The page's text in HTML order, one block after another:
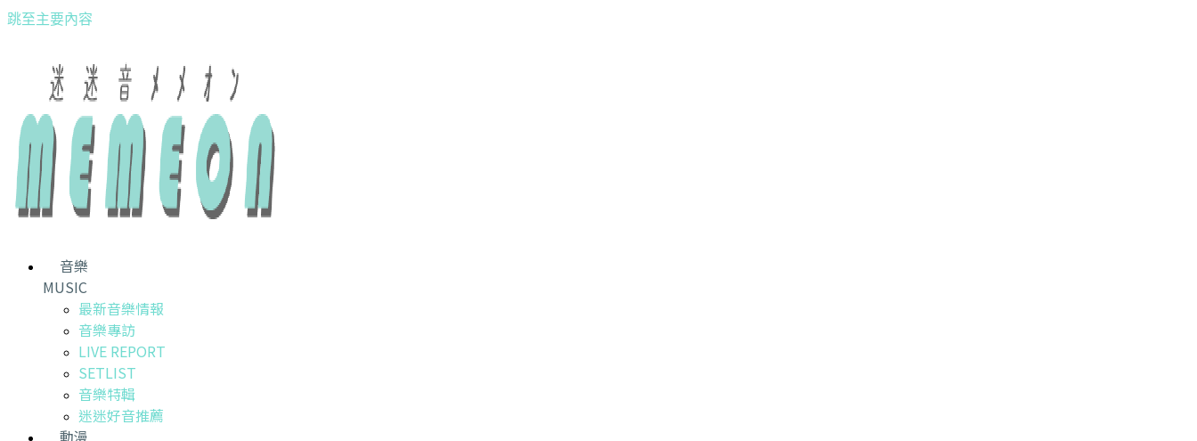
跳至主要內容
音樂
MUSIC
最新音樂情報
音樂專訪
LIVE REPORT
SETLIST
音樂特輯
迷迷好音推薦
動漫